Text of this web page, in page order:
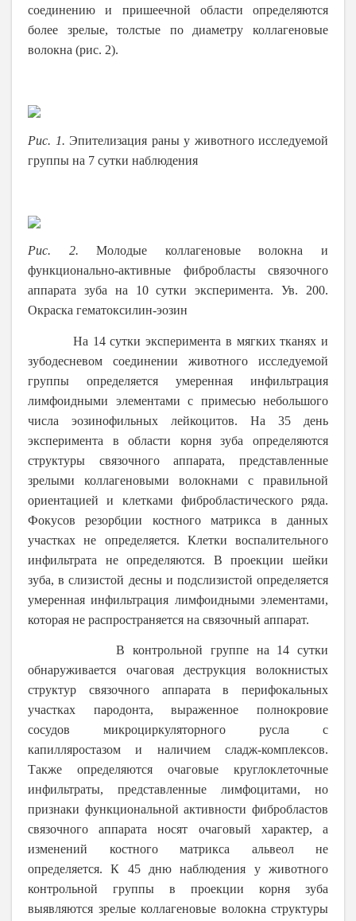
соединению и пришеечной области определяются
более зрелые, толстые по диаметру коллагеновые
волокна (рис. 2).
Рис. 1. Эпителизация раны у животного исследуемой
группы на 7 сутки наблюдения
Рис. 2. Молодые коллагеновые волокна и
функционально-активные фибробласты связочного
аппарата зуба на 10 сутки эксперимента. Ув. 200.
Окраска гематоксилин-эозин
На 14 сутки эксперимента в мягких тканях и
зубодесневом соединении животного исследуемой
группы определяется умеренная инфильтрация
лимфоидными элементами с примесью небольшого
числа эозинофильных лейкоцитов.
На 35 день
эксперимента в области корня зуба определяются
структуры связочного аппарата, представленные
зрелыми коллагеновыми волокнами с правильной
ориентацией и клетками фибробластического ряда.
Фокусов резорбции костного матрикса в данных
участках не определяется. Клетки воспалительного
инфильтрата не определяются. В проекции шейки
зуба, в слизистой десны и подслизистой определяется
умеренная инфильтрация лимфоидными элементами,
которая не распространяется на связочный аппарат.
В контрольной группе на 14 сутки
обнаруживается очаговая деструкция волокнистых
структур связочного аппарата в перифокальных
участках пародонта, выраженное полнокровие
сосудов микроциркуляторного русла с
капилляростазом и наличием сладж-комплексов.
Также определяются очаговые круглоклеточные
инфильтраты, представленные лимфоцитами, но
признаки функциональной активности фибробластов
связочного аппарата носят очаговый характер, а
изменений костного матрикса альвеол не
определяется. К 45 дню наблюдения у животного
контрольной группы в проекции корня зуба
выявляются зрелые коллагеновые волокна структуры